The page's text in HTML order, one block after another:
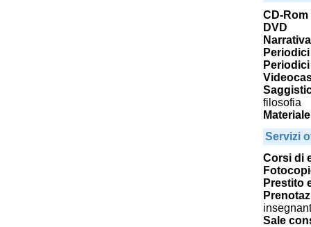
CD-Rom
DVD
Narrativa
filosofia
Servizi
Corsi di
Prestito
Sale